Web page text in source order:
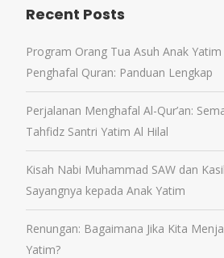
Recent Posts
Program Orang Tua Asuh Anak Yatim
Penghafal Quran: Panduan Lengkap
Perjalanan Menghafal Al-Qur’an:
Tahfidz Santri Yatim Al Hilal
Kisah Nabi Muhammad SAW dan
Sayangnya kepada Anak Yatim
Renungan: Bagaimana Jika Kita
Yatim?